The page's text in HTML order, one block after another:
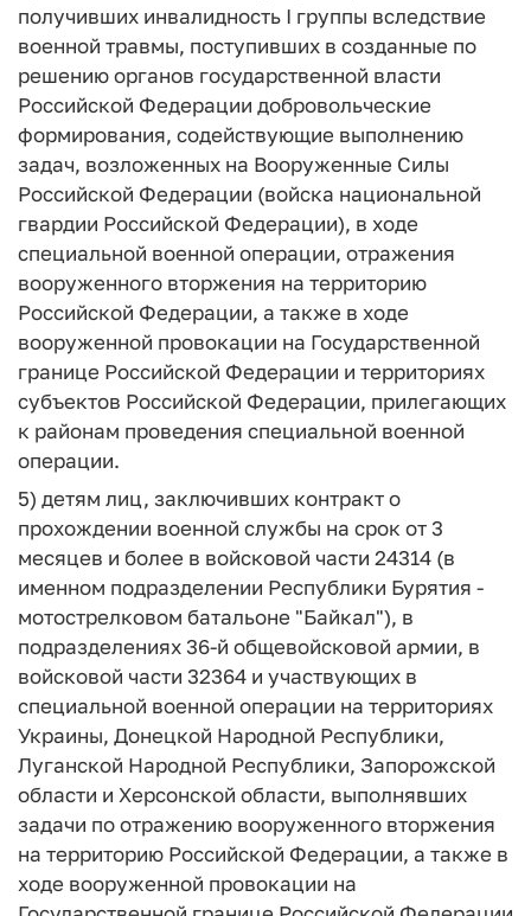
получивших инвалидность I группы вследствие
военной травмы, поступивших в созданные по
решению органов государственной власти
Российской Федерации добровольческие
формирования, содействующие выполнению
задач, возложенных на Вооруженные Силы
Российской Федерации (войска национальной
гвардии Российской Федерации), в ходе
специальной военной операции, отражения
вооруженного вторжения на территорию
Российской Федерации, а также в ходе
вооруженной провокации на Государственной
границе Российской Федерации и территориях
субъектов Российской Федерации, прилегающих
к районам проведения специальной военной
операции.
5) детям лиц, заключивших контракт о
прохождении военной службы на срок от 3
месяцев и более в войсковой части 24314 (в
именном подразделении Республики Бурятия -
мотострелковом батальоне "Байкал"), в
подразделениях 36-й общевойсковой армии, в
войсковой части 32364 и участвующих в
специальной военной операции на территориях
Украины, Донецкой Народной Республики,
Луганской Народной Республики, Запорожской
области и Херсонской области, выполнявших
задачи по отражению вооруженного вторжения
на территорию Российской Федерации, а также в
ходе вооруженной провокации на